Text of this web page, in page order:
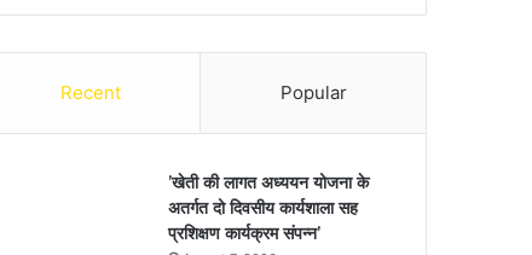
Recent Popular
’खेती की लागत अध्ययन योजना के
अतर्गत दो दिवसीय कार्यशाला सह
प्रशिक्षण कार्यक्रम संपन्न’